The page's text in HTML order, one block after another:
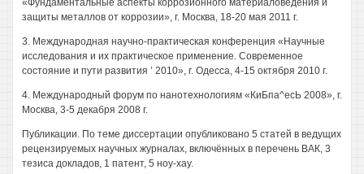
«Фундаментальные аспекты коррозионного материаловедения и
защиты металлов от коррозии», г. Москва, 18-20 мая 2011 г.
3. Международная научно-практическая конференция «Научные
исследования и их практическое применение. Современное
состояние и пути развития ’ 2010», г. Одесса, 4-15 октября 2010 г.
4. Международный форум по нанотехнологиям «КиБпа^есЬ 2008», г.
Москва, 3-5 декабря 2008 г.
Публикации. По теме диссертации опубликовано 5 статей в ведущих
рецензируемых научных журналах, включённых в перечень ВАК, 3
тезиса докладов, 1 патент, 5 ноу-хау.